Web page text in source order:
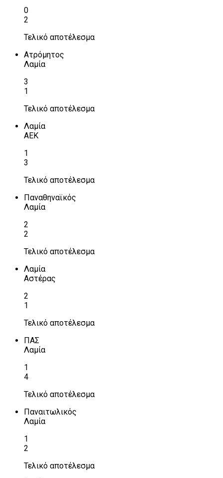
0
2
Τελικό αποτέλεσμα
Ατρόμητος
Λαμία
3
1
Τελικό αποτέλεσμα
Λαμία
ΑΕΚ
1
3
Τελικό αποτέλεσμα
Παναθηναϊκός
Λαμία
2
2
Τελικό αποτέλεσμα
Λαμία
Αστέρας
2
1
Τελικό αποτέλεσμα
ΠΑΣ
Λαμία
1
4
Τελικό αποτέλεσμα
Παναιτωλικός
Λαμία
1
2
Τελικό αποτέλεσμα